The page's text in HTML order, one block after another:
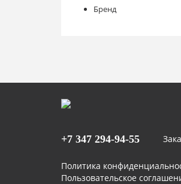
Бренд
+7 347 294-94-55
Политика
Пользовательское